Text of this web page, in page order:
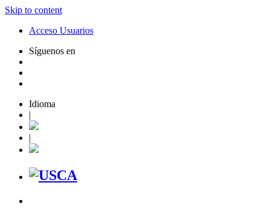
Skip to content
Acceso Usuarios
Síguenos en
Idioma
|
|